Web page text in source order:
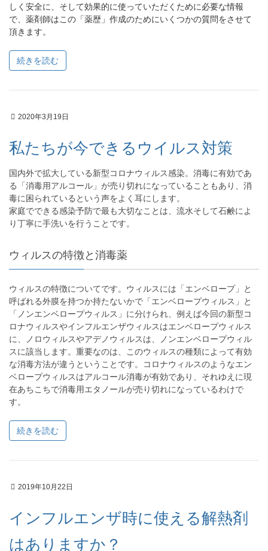
しく安全に、そして効果的に使っていただくために必要な情報
で、薬剤師はこの「薬歴」作成のためにいくつかの質問をさせて
頂きます。
続きを読む
2020年3月19日
私たちが今できるウイルス対策
国内外で拡大している新型コロナウィルス感染。消毒に有効であ
る「消毒用アルコール」が売り切れになっていることもあり、消
毒に困られているという声をよく耳にします。
家庭でできる感染予防で最も大切なことは、流水そして石鹸によ
り丁寧に手洗いを行うことです。
ウィルスの特徴と消毒薬
ウィルスの特徴についてです。ウィルスには「エンベロープ」と
呼ばれる外膜を持つか持たないかで「エンベロープウィルス」と
「ノンエンベロープウィルス」に分けられ、例えば今回の新型コ
ロナウィルスやインフルエンザウィルスはエンベロープウィルス
に、ノロウィルスやアデノウィルスは、ノンエンベロープウィル
スに該当します。重要なのは、このウィルスの種類によって有効
な消毒方法が違うということです。コロナウィルスのようなエン
ベロープウィルスはアルコール消毒が有効であり、それゆえに現
在あちこちで消毒用エタノールが売り切れになっているわけで
す。
続きを読む
2019年10月22日
インフルエンザ時に使える解熱剤
はありますか？